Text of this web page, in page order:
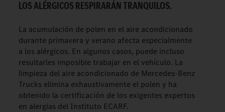
LOS ALÉRGICOS RESPIRARÁN TRANQUILOS.
La acumulación de polen en el aire acondicionado
durante primavera y verano afecta especialmente
a los alérgicos. En algunos casos, puede incluso
resultarles imposible trabajar en el vehículo. La
limpieza del aire acondicionado de Mercedes-Benz
Trucks elimina exhaustivamente el polen y ha
obtenido la certificación de los exigentes expertos
en alergias del Instituto ECARF.